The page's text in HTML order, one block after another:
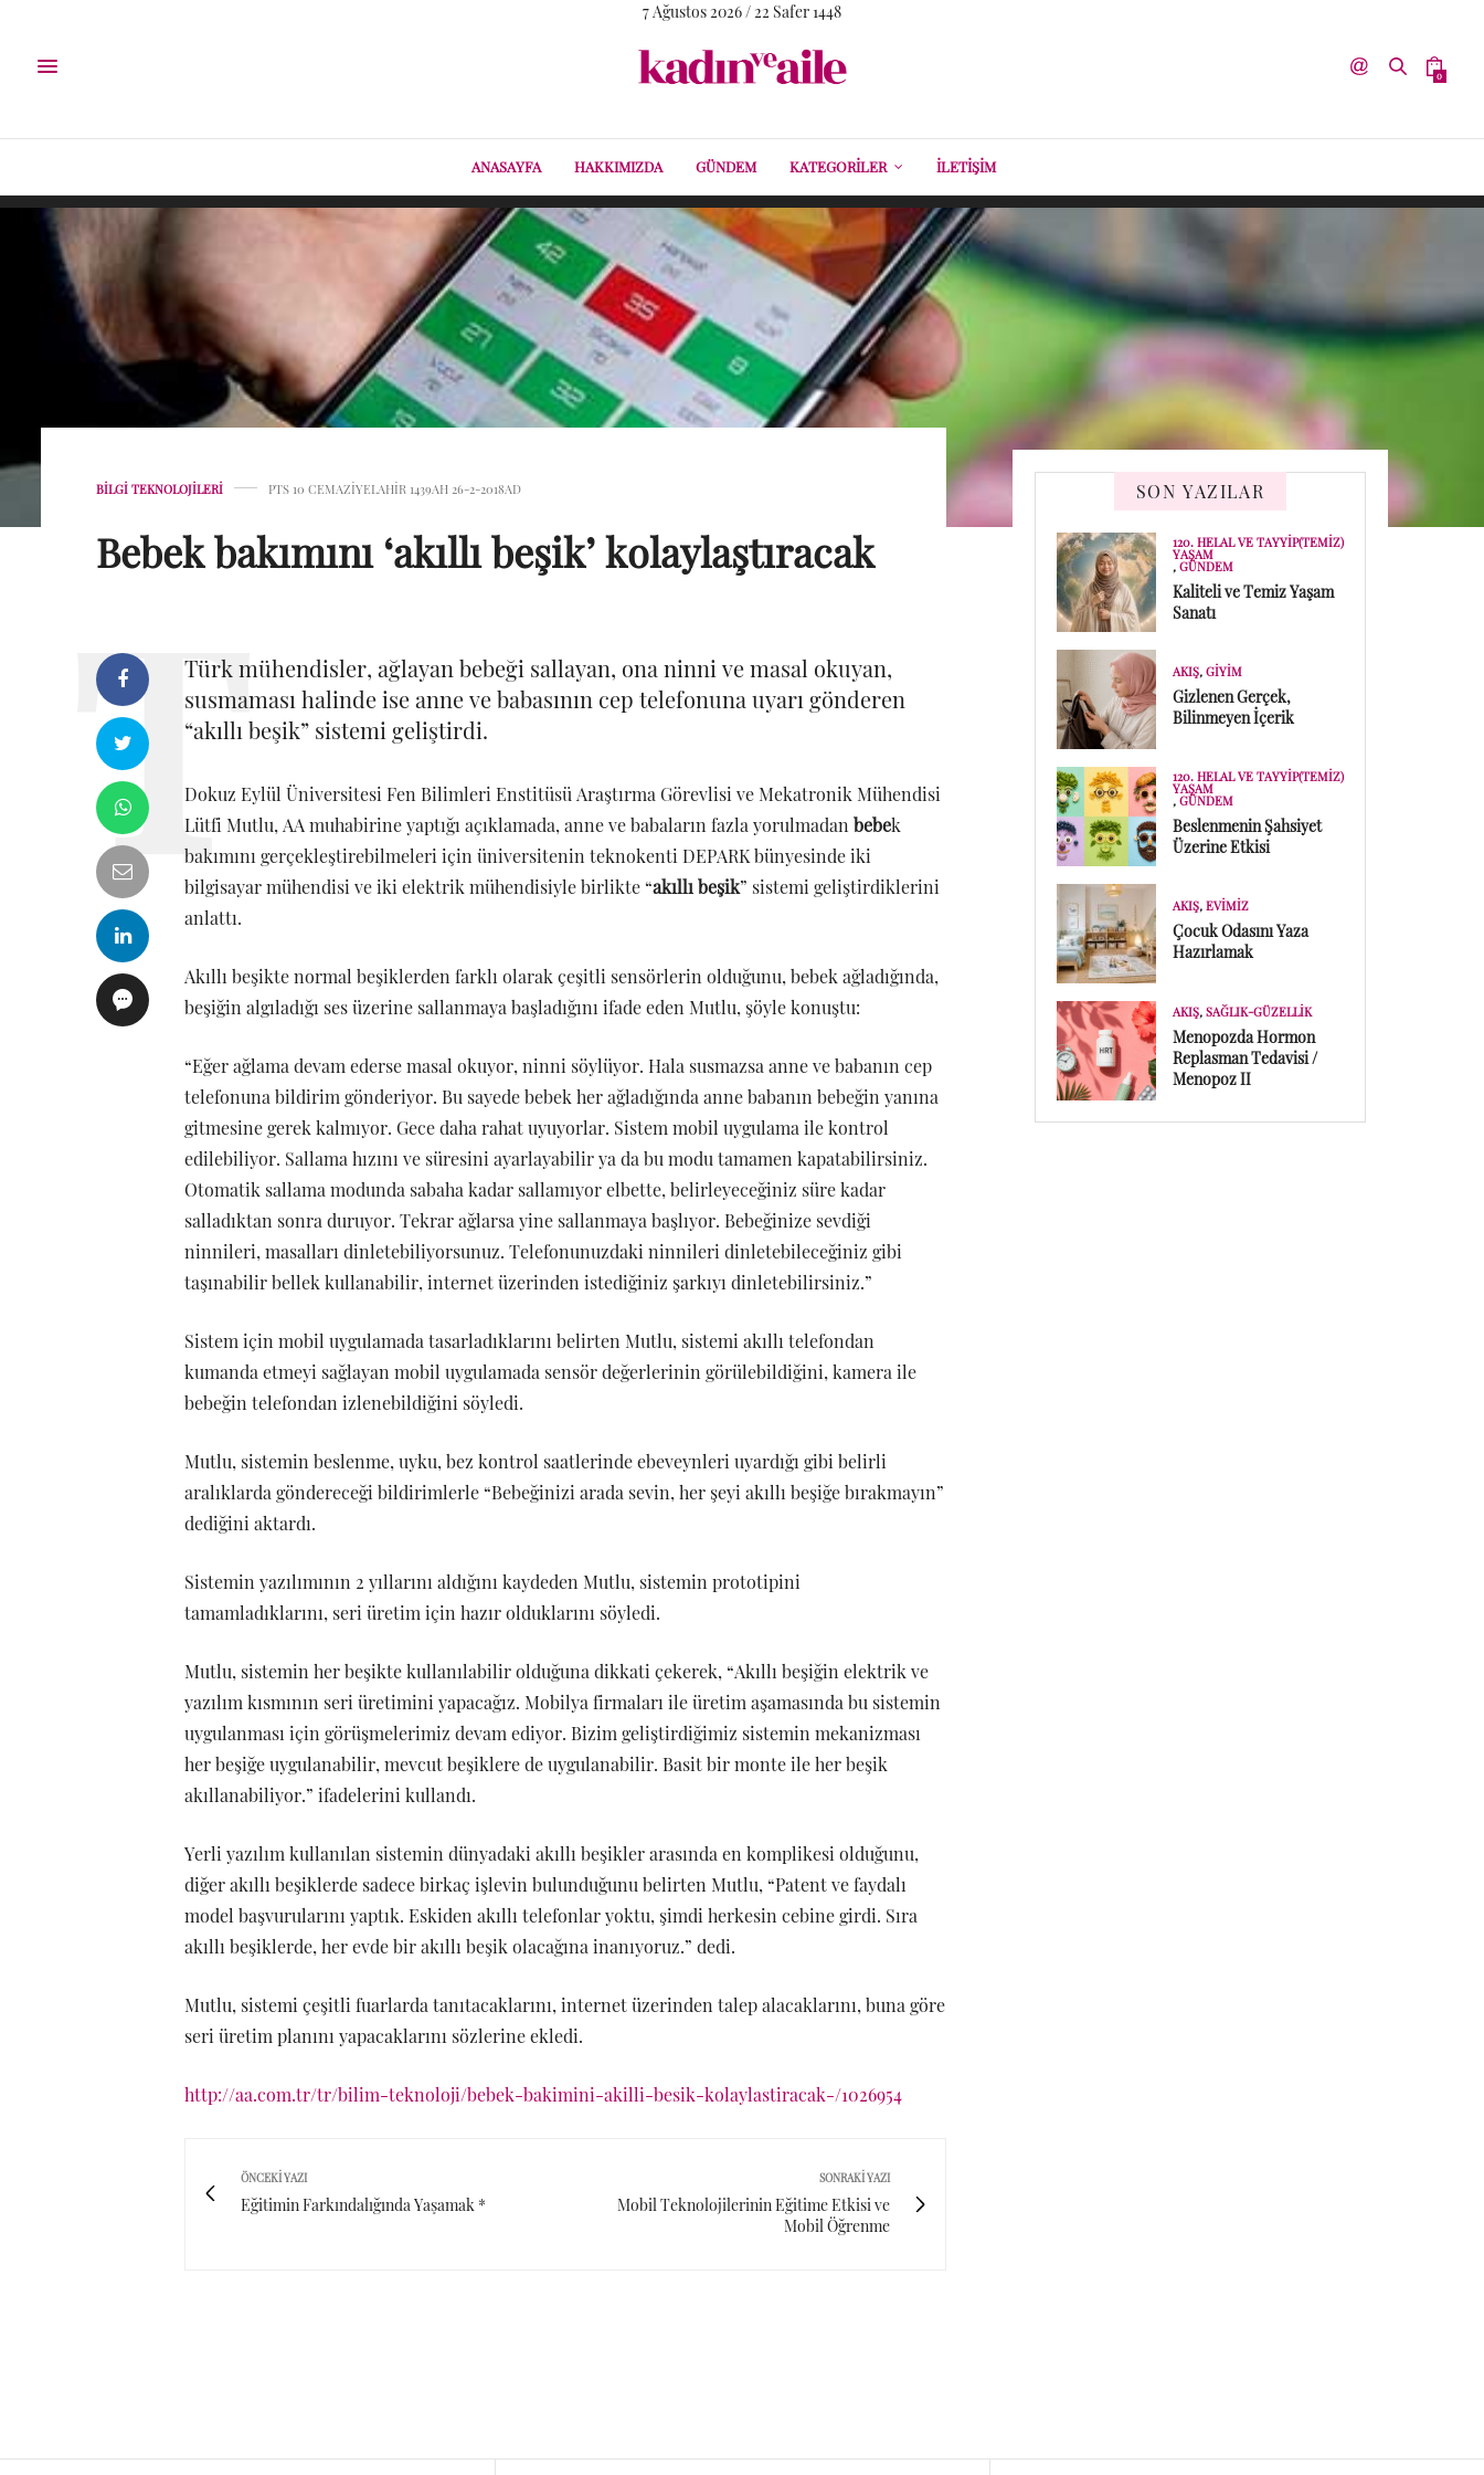
7 Ağustos 2026 / 22 Safer 1448
0
ANASAYFA HAKKIMIZDA GÜNDEM KATEGORILER İLETIŞIM
BILGI TEKNOLOJILERI PTS 10 CEMAZIYELAHIR 1439AH 26-2-2018AD
Bebek bakımını ‘akıllı beşik’ kolaylaştıracak
Türk mühendisler, ağlayan bebeği sallayan, ona ninni ve masal okuyan,
susmaması halinde ise anne ve babasının cep telefonuna uyarı gönderen
“akıllı beşik” sistemi geliştirdi.
Dokuz Eylül Üniversitesi Fen Bilimleri Enstitüsü Araştırma Görevlisi ve Mekatronik Mühendisi
Lütfi Mutlu, AA muhabirine yaptığı açıklamada, anne ve babaların fazla yorulmadan bebek
bakımını gerçekleştirebilmeleri için üniversitenin teknokenti DEPARK bünyesinde iki
bilgisayar mühendisi ve iki elektrik mühendisiyle birlikte “akıllı beşik” sistemi geliştirdiklerini
anlattı.
Akıllı beşikte normal beşiklerden farklı olarak çeşitli sensörlerin olduğunu, bebek ağladığında,
beşiğin algıladığı ses üzerine sallanmaya başladığını ifade eden Mutlu, şöyle konuştu:
“Eğer ağlama devam ederse masal okuyor, ninni söylüyor. Hala susmazsa anne ve babanın cep
telefonuna bildirim gönderiyor. Bu sayede bebek her ağladığında anne babanın bebeğin yanına
gitmesine gerek kalmıyor. Gece daha rahat uyuyorlar. Sistem mobil uygulama ile kontrol
edilebiliyor. Sallama hızını ve süresini ayarlayabilir ya da bu modu tamamen kapatabilirsiniz.
Otomatik sallama modunda sabaha kadar sallamıyor elbette, belirleyeceğiniz süre kadar
salladıktan sonra duruyor. Tekrar ağlarsa yine sallanmaya başlıyor. Bebeğinize sevdiği
ninnileri, masalları dinletebiliyorsunuz. Telefonunuzdaki ninnileri dinletebileceğiniz gibi
taşınabilir bellek kullanabilir, internet üzerinden istediğiniz şarkıyı dinletebilirsiniz.”
Sistem için mobil uygulamada tasarladıklarını belirten Mutlu, sistemi akıllı telefondan
kumanda etmeyi sağlayan mobil uygulamada sensör değerlerinin görülebildiğini, kamera ile
bebeğin telefondan izlenebildiğini söyledi.
Mutlu, sistemin beslenme, uyku, bez kontrol saatlerinde ebeveynleri uyardığı gibi belirli
aralıklarda göndereceği bildirimlerle “Bebeğinizi arada sevin, her şeyi akıllı beşiğe bırakmayın”
dediğini aktardı.
Sistemin yazılımının 2 yıllarını aldığını kaydeden Mutlu, sistemin prototipini
tamamladıklarını, seri üretim için hazır olduklarını söyledi.
Mutlu, sistemin her beşikte kullanılabilir olduğuna dikkati çekerek, “Akıllı beşiğin elektrik ve
yazılım kısmının seri üretimini yapacağız. Mobilya firmaları ile üretim aşamasında bu sistemin
uygulanması için görüşmelerimiz devam ediyor. Bizim geliştirdiğimiz sistemin mekanizması
her beşiğe uygulanabilir, mevcut beşiklere de uygulanabilir. Basit bir monte ile her beşik
akıllanabiliyor.” ifadelerini kullandı.
Yerli yazılım kullanılan sistemin dünyadaki akıllı beşikler arasında en komplikesi olduğunu,
diğer akıllı beşiklerde sadece birkaç işlevin bulunduğunu belirten Mutlu, “Patent ve faydalı
model başvurularını yaptık. Eskiden akıllı telefonlar yoktu, şimdi herkesin cebine girdi. Sıra
akıllı beşiklerde, her evde bir akıllı beşik olacağına inanıyoruz.” dedi.
Mutlu, sistemi çeşitli fuarlarda tanıtacaklarını, internet üzerinden talep alacaklarını, buna göre
seri üretim planını yapacaklarını sözlerine ekledi.
http://aa.com.tr/tr/bilim-teknoloji/bebek-bakimini-akilli-besik-kolaylastiracak-/1026954
ÖNCEKI YAZI
Eğitimin Farkındalığında Yaşamak *
SONRAKI YAZI
Mobil Teknolojilerinin Eğitime Etkisi ve
Mobil Öğrenme
SON YAZILAR
120. HELAL VE TAYYIP(TEMIZ)
YAŞAM
, GÜNDEM
Kaliteli ve Temiz Yaşam
Sanatı
AKIŞ, GIYIM
Gizlenen Gerçek,
Bilinmeyen İçerik
120. HELAL VE TAYYIP(TEMIZ)
YAŞAM
, GÜNDEM
Beslenmenin Şahsiyet
Üzerine Etkisi
AKIŞ, EVIMIZ
Çocuk Odasını Yaza
Hazırlamak
AKIŞ, SAĞLIK-GÜZELLIK
Menopozda Hormon
Replasman Tedavisi /
Menopoz II